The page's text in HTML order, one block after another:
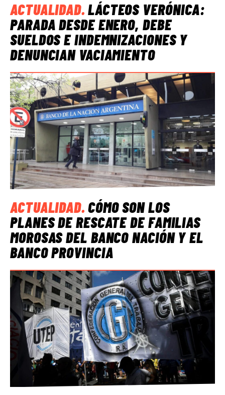
ACTUALIDAD.LÁCTEOS VERÓNICA:
PARADA DESDE ENERO, DEBE
SUELDOS E INDEMNIZACIONES Y
DENUNCIAN VACIAMIENTO
ACTUALIDAD.CÓMO SON LOS
PLANES DE RESCATE DE FAMILIAS
MOROSAS DEL BANCO NACIÓN Y EL
BANCO PROVINCIA